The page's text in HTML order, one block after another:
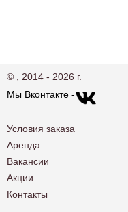
© , 2014 - 2026 г.
Мы Вконтакте -
Условия заказа
Аренда
Вакансии
Акции
Контакты